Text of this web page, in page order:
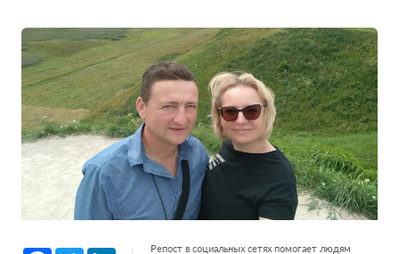
Репост в социальных сетях помогает людям